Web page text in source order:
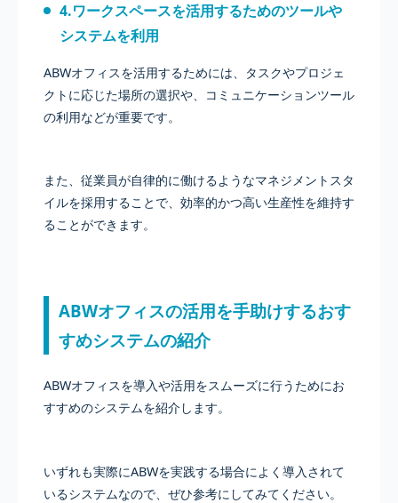
4.ワークスペースを活用するためのツールや
システムを利用
ABWオフィスを活用するためには、タスクやプロジェ
クトに応じた場所の選択や、コミュニケーションツール
の利用などが重要です。
また、従業員が自律的に働けるようなマネジメントスタ
イルを採用することで、効率的かつ高い生産性を維持す
ることができます。
ABWオフィスの活用を手助けするおす
すめシステムの紹介
ABWオフィスを導入や活用をスムーズに行うためにお
すすめのシステムを紹介します。
いずれも実際にABWを実践する場合によく導入されて
いるシステムなので、ぜひ参考にしてみてください。